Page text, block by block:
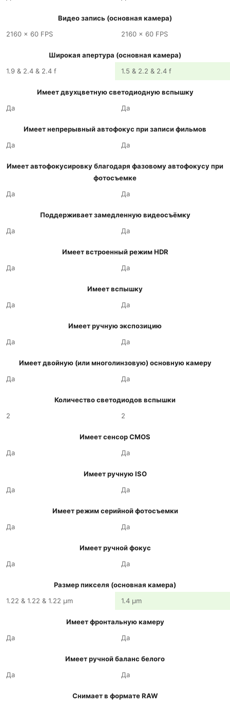
Видео запись (основная камера)
2160 x 60 FPS
2160 x 60 FPS
Широкая апертура (основная камера)
1.9 & 2.4 & 2.4 f
1.5 & 2.2 & 2.4 f
Имеет двухцветную светодиодную вспышку
Да
Да
Имеет непрерывный автофокус при записи фильмов
Да
Да
Имеет автофокусировку благодаря фазовому автофокусу при
фотосъемке
Да
Да
Поддерживает замедленную видеосъёмку
Да
Да
Имеет встроенный режим HDR
Да
Да
Имеет вспышку
Да
Да
Имеет ручную экспозицию
Да
Да
Имеет двойную (или многолинзовую) основную камеру
Да
Да
Количество светодиодов вспышки
2
2
Имеет сенсор CMOS
Да
Да
Имеет ручную ISO
Да
Да
Имеет режим серийной фотосъемки
Да
Да
Имеет ручной фокус
Да
Да
Размер пикселя (основная камера)
1.22 & 1.22 & 1.22 µm
1.4 µm
Имеет фронтальную камеру
Да
Да
Имеет ручной баланс белого
Да
Да
Снимает в формате RAW